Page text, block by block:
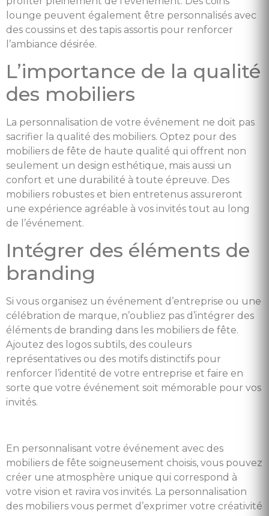
lounge peuvent également être personnalisés avec
des coussins et des tapis assortis pour renforcer
l’ambiance désirée.
L’importance de la qualité
des mobiliers
La personnalisation de votre événement ne doit pas
sacrifier la qualité des mobiliers. Optez pour des
mobiliers de fête de haute qualité qui offrent non
seulement un design esthétique, mais aussi un
confort et une durabilité à toute épreuve. Des
mobiliers robustes et bien entretenus assureront
une expérience agréable à vos invités tout au long
de l’événement.
Intégrer des éléments de
branding
Si vous organisez un événement d’entreprise ou une
célébration de marque, n’oubliez pas d’intégrer des
éléments de branding dans les mobiliers de fête.
Ajoutez des logos subtils, des couleurs
représentatives ou des motifs distinctifs pour
renforcer l’identité de votre entreprise et faire en
sorte que votre événement soit mémorable pour vos
invités.
En personnalisant votre événement avec des
mobiliers de fête soigneusement choisis, vous pouvez
créer une atmosphère unique qui correspond à
votre vision et ravira vos invités. La personnalisation
des mobiliers vous permet d’exprimer votre créativité